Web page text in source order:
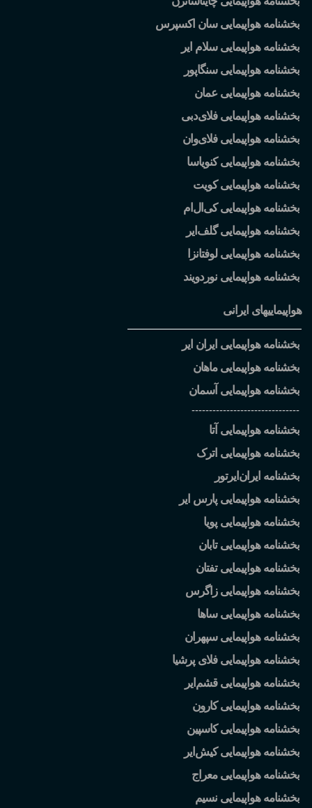
بخشنامه هواپیمایی سان اکسپرس
بخشنامه هواپیمایی سلام ایر
بخشنامه هواپیمایی سنگاپور
بخشنامه هواپیمایی عمان
بخشنامه هواپیمایی فلایدبی
بخشنامه هواپیمایی فلایوان
بخشنامه هواپیمایی کنویاسا
بخشنامه هواپیمایی کویت
بخشنامه هواپیمایی کی ال ام
بخشنامه هواپیمایی گلف ایر
بخشنامه هواپیمایی لوفتانزا
بخشنامه هواپیمایی نوردویند
هواپیماییهای ایرانی
بخشنامه هواپیمایی ایران ایر
بخشنامه هواپیمایی ماهان
بخشنامه هواپیمایی آسمان
-------------------------------
بخشنامه هواپیمایی آتا
بخشنامه هواپیمایی اترک
بخشنامه ایران ایرتور
بخشنامه هواپیمایی پارس ایر
بخشنامه هواپیمایی پویا
بخشنامه هواپیمایی تابان
بخشنامه هواپیمایی تفتان
بخشنامه هواپیمایی زاگرس
بخشنامه هواپیمایی ساها
بخشنامه هواپیمایی سپهران
بخشنامه هواپیمایی فلای پرشیا
بخشنامه هواپیمایی قشم ایر
بخشنامه هواپیمایی کارون
بخشنامه هواپیمایی کاسپین
بخشنامه هواپیمایی کیش ایر
بخشنامه هواپیمایی معراج
بخشنامه هواپیمایی نسیم